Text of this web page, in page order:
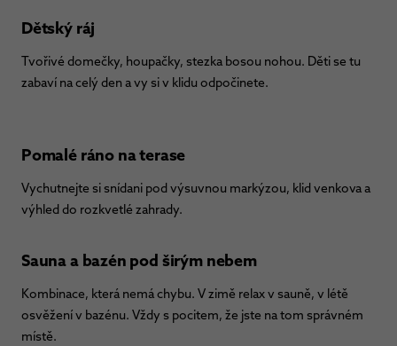
Dětský ráj
Tvořivé domečky, houpačky, stezka bosou nohou. Děti se tu
zabaví na celý den a vy si v klidu odpočinete.
Pomalé ráno na terase
Vychutnejte si snídani pod výsuvnou markýzou, klid venkova a
výhled do rozkvetlé zahrady.
Sauna a bazén pod širým nebem
Kombinace, která nemá chybu. V zimě relax v sauně, v létě
osvěžení v bazénu. Vždy s pocitem, že jste na tom správném
místě.